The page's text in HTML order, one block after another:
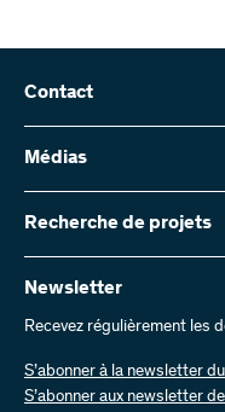
Contact
Fonds national suisse (FNS)
Wildhainweg 3
Contactez-nous
Envoyer des factures
Travailler chez nous
Offres d’emploi
Médias
Service de presse
Rapport annuel
Recherche de projets
Vous trouverez ici des
recherche et les subsides
Recherche de projets
Newsletter
Recevez régulièrement les
S’abonner à la newsletter
S’abonner aux newsletter